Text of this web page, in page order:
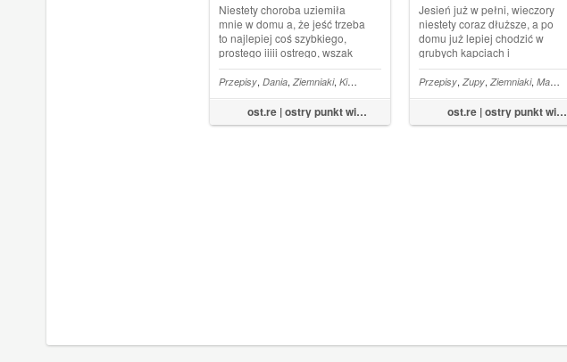
boczkiem i kiszoną
kapustą
Niestety choroba uziemiła
mnie w domu a, że jeść trzeba
to najlepiej coś szybkiego,
prostego iiiii ostrego, wszak
chili ma dużo witaminy C.
ost.re | ostry punkt widzenia
Przepisy, Dania, Ziemniaki, Kiszona kapusta Zapiekanka
Jesień już w pełni, wieczory
niestety coraz dłuższe, a po
domu już lepiej chodzić w
grubych kapciach i
wełnianych skarpetach
ost.re | ostry punkt widzenia
Przepisy, Zupy, Ziemniaki, Marchew